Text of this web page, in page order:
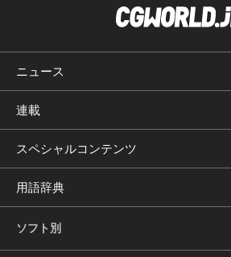
ニュース
連載
スペシャルコンテンツ
用語辞典
ソフト別